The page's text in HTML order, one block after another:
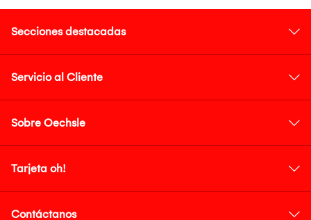
Secciones destacadas
Servicio al Cliente
Sobre Oechsle
Tarjeta oh!
Contáctanos